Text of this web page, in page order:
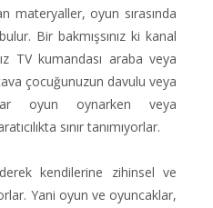
materyaller, oyun sırasında
Bir bakmışsınız ki kanal
TV kumandası araba veya
çocuğunuzun davulu veya
oyun oynarken veya
sınır tanımıyorlar.
kendilerine zihinsel ve
Yani oyun ve oyuncaklar,